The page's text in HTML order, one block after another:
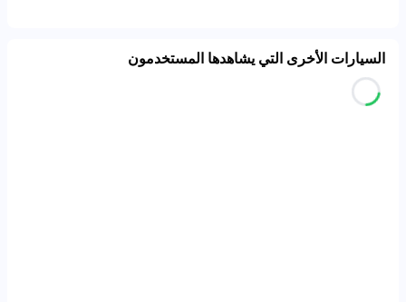
السيارات الأخرى التي يشاهدها المستخدمون